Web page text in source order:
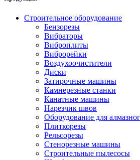
Строительное оборудование
Бензорезы
Вибраторы
Виброплиты
Виброрейки
Воздухоочистители
Диски
Затирочные машины
Камнерезные станки
Канатные машины
Нарезчик швов
Оборудование для
Плиткорезы
Рельсорезы
Стенорезные машины
Строительные пылесосы